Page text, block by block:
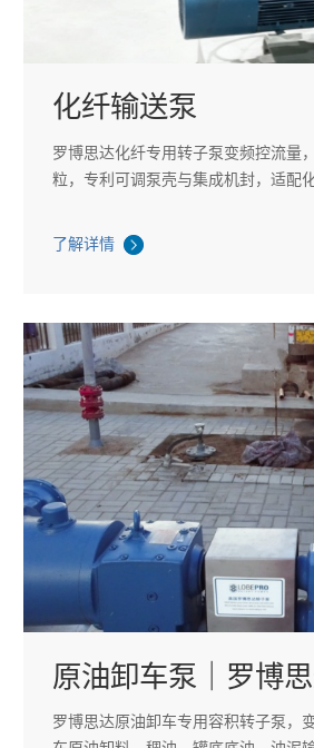
化纤输送泵
罗博思达化纤专用转子泵变频控流量
粒，专利可调泵壳与集成机封，适配
了解详情
原油卸车泵｜罗博
罗博思达原油卸车专用容积转子泵，